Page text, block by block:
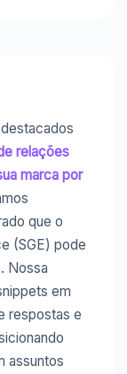
relações
marca por
que o
(SGE) pode
Nossa
em
respostas e
assuntos